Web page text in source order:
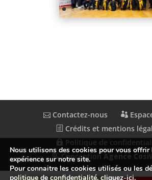
Contactez-nous
Crédits et mentions
Politique de
Conception Agence
Nous utilisons des cookies pour vous offrir
expérience sur notre site.
Pour connaitre les cookies utilisés ou les
politique de confidentialité,cliquez-ici.